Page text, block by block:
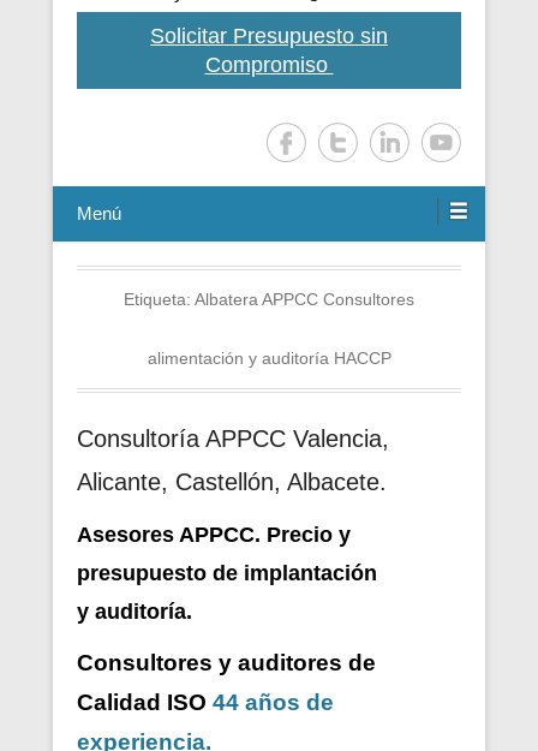
Solicitar Presupuesto sin
Compromiso
Menú
Etiqueta: Albatera APPCC Consultores
alimentación y auditoría HACCP
Consultoría APPCC Valencia,
Alicante, Castellón, Albacete.
Asesores APPCC. Precio y
presupuesto de implantación
y auditoría.
Consultores y auditores de
Calidad ISO 44 años de
experiencia.